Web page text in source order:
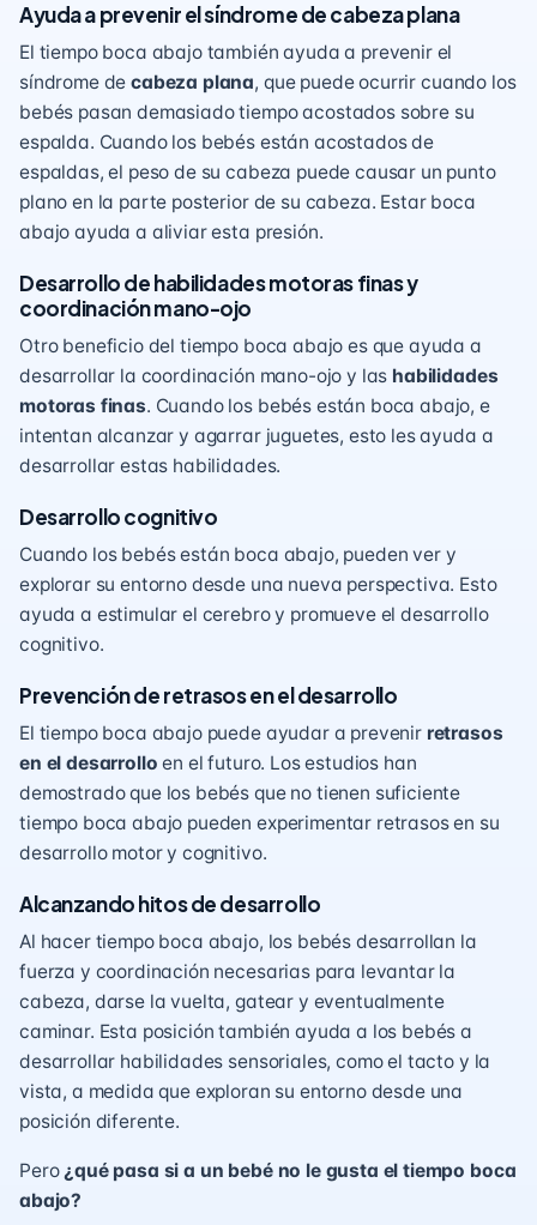
Ayuda a prevenir el síndrome de cabeza plana
El tiempo boca abajo también ayuda a prevenir el
síndrome decabeza plana, que puede ocurrir cuando los
bebés pasan demasiado tiempo acostados sobre su
espalda. Cuando los bebés están acostados de
espaldas, el peso de su cabeza puede causar un punto
plano en la parte posterior de su cabeza. Estar boca
abajo ayuda a aliviar esta presión.
Desarrollo de habilidades motoras finas y
coordinación mano-ojo
Otro beneficio del tiempo boca abajo es que ayuda a
desarrollar la coordinación mano-ojo y las habilidades
motoras finas. Cuando los bebés están boca abajo, e
intentan alcanzar y agarrar juguetes, esto les ayuda a
desarrollar estas habilidades.
Desarrollo cognitivo
Cuando los bebés están boca abajo, pueden ver y
explorar su entorno desde una nueva perspectiva. Esto
ayuda a estimular el cerebro y promueve el desarrollo
cognitivo.
Prevención de retrasos en el desarrollo
El tiempo boca abajo puede ayudar a prevenir retrasos
en el desarrollo en el futuro. Los estudios han
demostrado que los bebés que no tienen suficiente
tiempo boca abajo pueden experimentar retrasos en su
desarrollo motor y cognitivo.
Alcanzando hitos de desarrollo
Al hacer tiempo boca abajo, los bebés desarrollan la
fuerza y coordinación necesarias para levantar la
cabeza, darse la vuelta, gatear y eventualmente
caminar. Esta posición también ayuda a los bebés a
desarrollar habilidades sensoriales, como el tacto y la
vista, a medida que exploran su entorno desde una
posición diferente.
Pero¿qué pasa si a un bebé no le gusta el tiempo boca
abajo?